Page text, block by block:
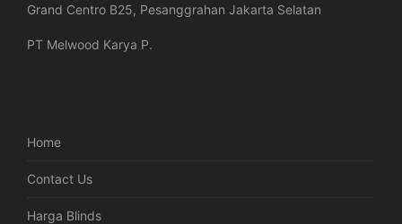
Grand Centro B25, Pesanggrahan Jakarta Selatan
PT Melwood Karya P.
Home
Contact Us
Harga Blinds